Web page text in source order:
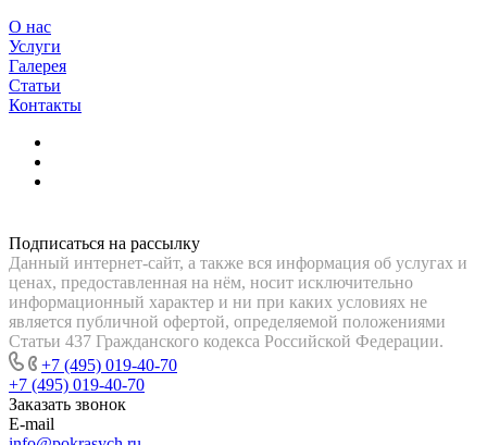
О нас
Услуги
Галерея
Статьи
Контакты
Подписаться на рассылку
Данный интернет-сайт, а также вся информация об услугах и
ценах, предоставленная на нём, носит исключительно
информационный характер и ни при каких условиях не
является публичной офертой, определяемой положениями
Статьи 437 Гражданского кодекса Российской Федерации.
+7 (495) 019-40-70
+7 (495) 019-40-70
Заказать звонок
E-mail